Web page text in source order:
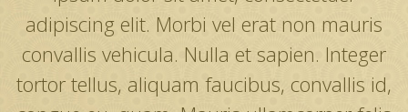
adipiscing elit. Morbi vel erat non mauris
convallis vehicula. Nulla et sapien. Integer
tortor tellus, aliquam faucibus, convallis id,